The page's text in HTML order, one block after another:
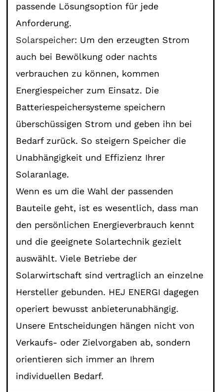
passende Lösungsoption für jede
Anforderung.
Solarspeicher: Um den erzeugten Strom
auch bei Bewölkung oder nachts
verbrauchen zu können, kommen
Energiespeicher zum Einsatz. Die
Batteriespeichersysteme speichern
überschüssigen Strom und geben ihn bei
Bedarf zurück. So steigern Speicher die
Unabhängigkeit und Effizienz Ihrer
Solaranlage.
Wenn es um die Wahl der passenden
Bauteile geht, ist es wesentlich, dass man
den persönlichen Energieverbrauch kennt
und die geeignete Solartechnik gezielt
auswählt. Viele Betriebe der
Solarwirtschaft sind vertraglich an einzelne
Hersteller gebunden. HEJ ENERGI dagegen
operiert bewusst anbieterunabhängig.
Unsere Entscheidungen hängen nicht von
Verkaufs- oder Zielvorgaben ab, sondern
orientieren sich immer an Ihrem
individuellen Bedarf.